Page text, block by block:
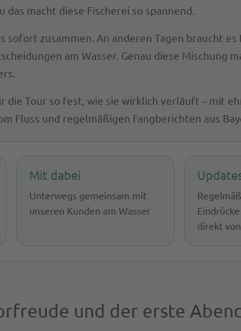
das macht diese Fischerei so spannend.
sofort zusammen. An anderen Tagen braucht es
am Wasser. Genau diese Mischung
die Tour so fest, wie sie wirklich verläuft – mit
Fluss und regelmäßigen Fangberichten aus
Mit dabei
Unterwegs gemeinsam mit
unseren Kunden am Wasser
direkt
und der erste